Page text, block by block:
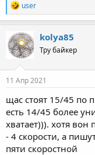
R
e
a
c
t
i
o
n
s
user
kolya85
Тру байкер
11 Апр 2021
щас стоят 15/45 по
есть 14/45 более
хватает))). хотя
- 4 скорости, а
пяти скоростной